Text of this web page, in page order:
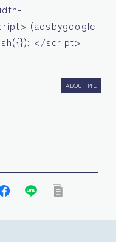
(adsbygoogle
</script>
ABOUT ME